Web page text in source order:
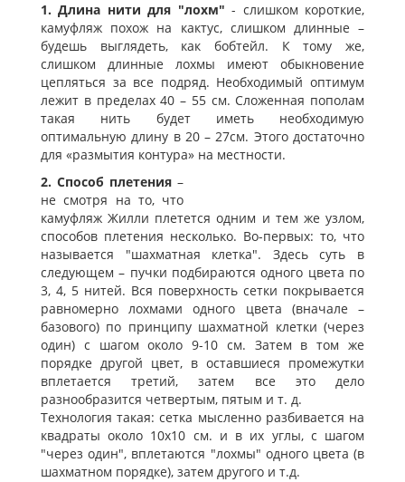
1. Длина нити для "лохм" - слишком короткие,
камуфляж похож на кактус, слишком длинные –
будешь выглядеть, как бобтейл. К тому же,
слишком длинные лохмы имеют обыкновение
цепляться за все подряд. Необходимый оптимум
лежит в пределах 40 – 55 см. Сложенная пополам
такая нить будет иметь необходимую
оптимальную длину в 20 – 27см. Этого достаточно
для «размытия контура» на местности.
2. Способ плетения –
не смотря на то, что
камуфляж Жилли плетется одним и тем же узлом,
способов плетения несколько. Во-первых: то, что
называется "шахматная клетка". Здесь суть в
следующем – пучки подбираются одного цвета по
3, 4, 5 нитей. Вся поверхность сетки покрывается
равномерно лохмами одного цвета (вначале –
базового) по принципу шахматной клетки (через
один) с шагом около 9-10 см. Затем в том же
порядке другой цвет, в оставшиеся промежутки
вплетается третий, затем все это дело
разнообразится четвертым, пятым и т. д.
Технология такая: сетка мысленно разбивается на
квадраты около 10х10 см. и в их углы, с шагом
"через один", вплетаются "лохмы" одного цвета (в
шахматном порядке), затем другого и т.д.